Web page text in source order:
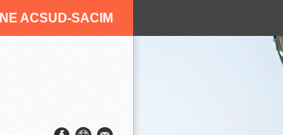
ACSUD-SACIM